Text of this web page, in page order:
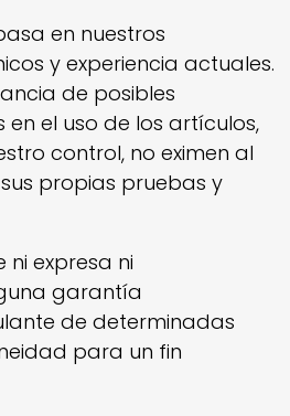
en nuestros
y experiencia actuales.
de posibles
en el uso de los artículos,
control, no eximen al
propias pruebas y
ni expresa ni
garantía
de determinadas
para un fin